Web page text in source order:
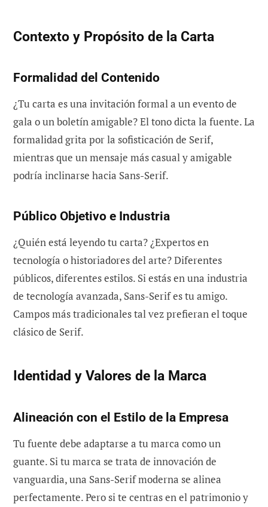
Contexto y Propósito de la Carta
Formalidad del Contenido
¿Tu carta es una invitación formal a un evento de
gala o un boletín amigable? El tono dicta la fuente. La
formalidad grita por la sofisticación de Serif,
mientras que un mensaje más casual y amigable
podría inclinarse hacia Sans-Serif.
Público Objetivo e Industria
¿Quién está leyendo tu carta? ¿Expertos en
tecnología o historiadores del arte? Diferentes
públicos, diferentes estilos. Si estás en una industria
de tecnología avanzada, Sans-Serif es tu amigo.
Campos más tradicionales tal vez prefieran el toque
clásico de Serif.
Identidad y Valores de la Marca
Alineación con el Estilo de la Empresa
Tu fuente debe adaptarse a tu marca como un
guante. Si tu marca se trata de innovación de
vanguardia, una Sans-Serif moderna se alinea
perfectamente. Pero si te centras en el patrimonio y